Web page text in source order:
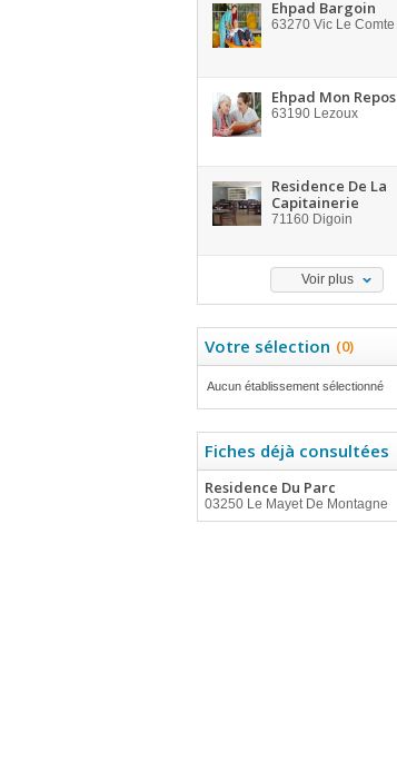
Ehpad Bargoin
63270 Vic Le Comte
Ehpad Mon Repos
63190 Lezoux
Residence De La
Capitainerie
71160 Digoin
Voir plus
Votre sélection (0)
Aucun établissement sélectionné
Fiches déjà consultées
Residence Du Parc
03250 Le Mayet De Montagne